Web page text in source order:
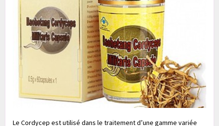
Le Cordycep est utilisé dans le traitement d’une gamme variée